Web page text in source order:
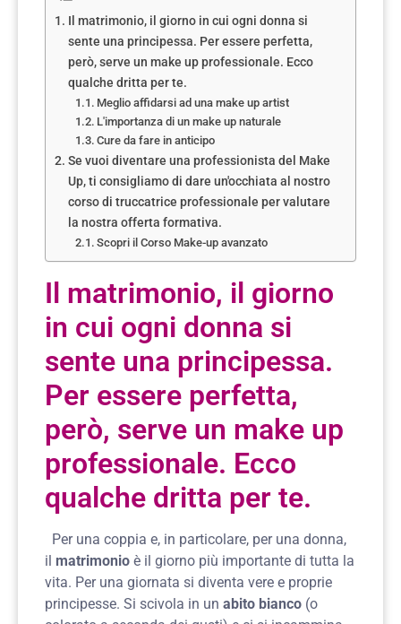
Il matrimonio, il giorno in cui ogni donna si
sente una principessa. Per essere perfetta,
però, serve un make up professionale. Ecco
qualche dritta per te.
Meglio affidarsi ad una make up artist
L'importanza di un make up naturale
Cure da fare in anticipo
Se vuoi diventare una professionista del Make
Up, ti consigliamo di dare un'occhiata al nostro
corso di truccatrice professionale per valutare
la nostra offerta formativa.
Scopri il Corso Make-up avanzato
Il matrimonio, il giorno
in cui ogni donna si
sente una principessa.
Per essere perfetta,
però, serve un make up
professionale. Ecco
qualche dritta per te.
Per una coppia e, in particolare, per una donna,
il matrimonio è il giorno più importante di tutta la
vita. Per una giornata si diventa vere e proprie
principesse. Si scivola in un abito bianco (o